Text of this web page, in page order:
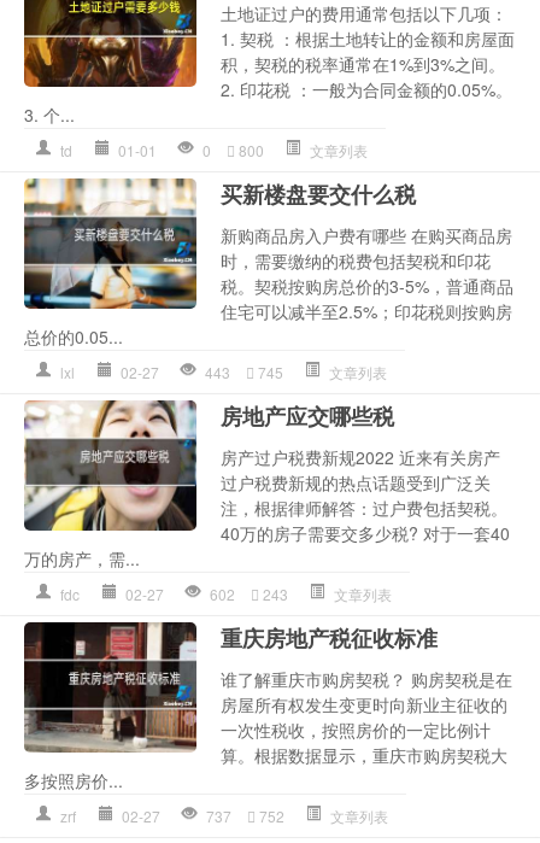
土地证过户的费用通常包括以下几项：
1. 契税 ：根据土地转让的金额和房屋面
积，契税的税率通常在1%到3%之间。
2. 印花税 ：一般为合同金额的0.05%。
3. 个...
td 01-01 0 800 文章列表
买新楼盘要交什么税
新购商品房入户费有哪些 在购买商品房
时，需要缴纳的税费包括契税和印花
税。契税按购房总价的3-5%，普通商品
住宅可以减半至2.5%；印花税则按购房
总价的0.05...
lxl 02-27 443 745 文章列表
房地产应交哪些税
房产过户税费新规2022 近来有关房产
过户税费新规的热点话题受到广泛关
注，根据律师解答：过户费包括契税。
40万的房子需要交多少税? 对于一套40
万的房产，需...
fdc 02-27 602 243 文章列表
重庆房地产税征收标准
谁了解重庆市购房契税？ 购房契税是在
房屋所有权发生变更时向新业主征收的
一次性税收，按照房价的一定比例计
算。根据数据显示，重庆市购房契税大
多按照房价...
zrf 02-27 737 752 文章列表